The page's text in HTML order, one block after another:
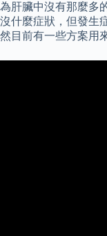
為肝臟中沒有那麼多
沒什麼症狀，但發生
然目前有一些方案用